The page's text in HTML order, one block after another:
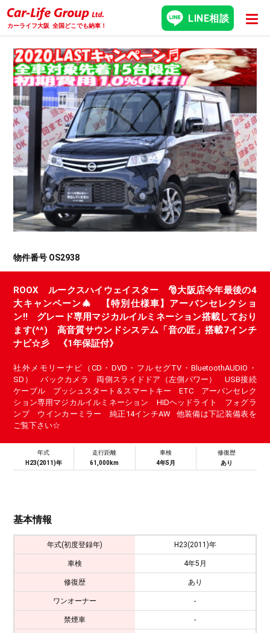
カーライフ大阪 全国どこでも納車！
LINE相談
物件番号 OS2938
ROOX ルークスハイウェイスター 🎅大阪店今年最後の4
大キャンペーン🎄 【特別仕様車】アーバンセレクショ
ン!! グレード専用マジカルイルミネーション搭載しており
ます(^^) 高音質サウンドシステム「音の匠」搭載7インチ
ナビ☆彡 《1年保証付》
社外メモリーナビ（CD・DVD・フルセグTV・BluetoothAUDIO・
SD） バックカメラ 両側スライドドア（左側パワー） USB接続
ケーブル プッシュスタート＆スマートキー ETC アーバンセレク
ション専用マジカルイルミネーション HIDヘッドライト フォグラ
ンプ ウインカーミラー 純正14インチAW 他装備は下記装備表を
ご覧下さい☆
年式
H23(2011)年
走行距離
61,000km
車検
4年5月
修復歴
あり
基本情報
年式(初度登録年) H23(2011)年
車検 4年5月
修復歴 あり
ワンオーナー -
禁煙車 -